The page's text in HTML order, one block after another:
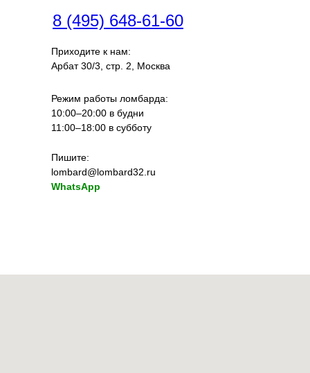
Режим работы ломбарда:
10:00–20:00 в будни
11:00–18:00 в субботу
Приходите к нам:
Арбат 30/3, стр. 2, Москва
Пишите:
lombard@lombard32.ru
WhatsApp
8 (495) 648-61-60